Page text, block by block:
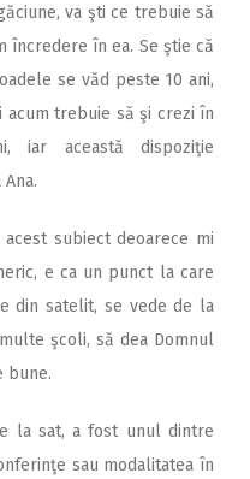
va şti ce trebuie să
încredere în ea. Se ştie că
se văd peste 10 ani,
acum trebuie să şi crezi în
iar această dispoziţie
subiect deoarece mi
e ca un punct la care
din satelit, se vede de la
şcoli, să dea Domnul
bune.
la sat, a fost unul dintre
sau modalitatea în